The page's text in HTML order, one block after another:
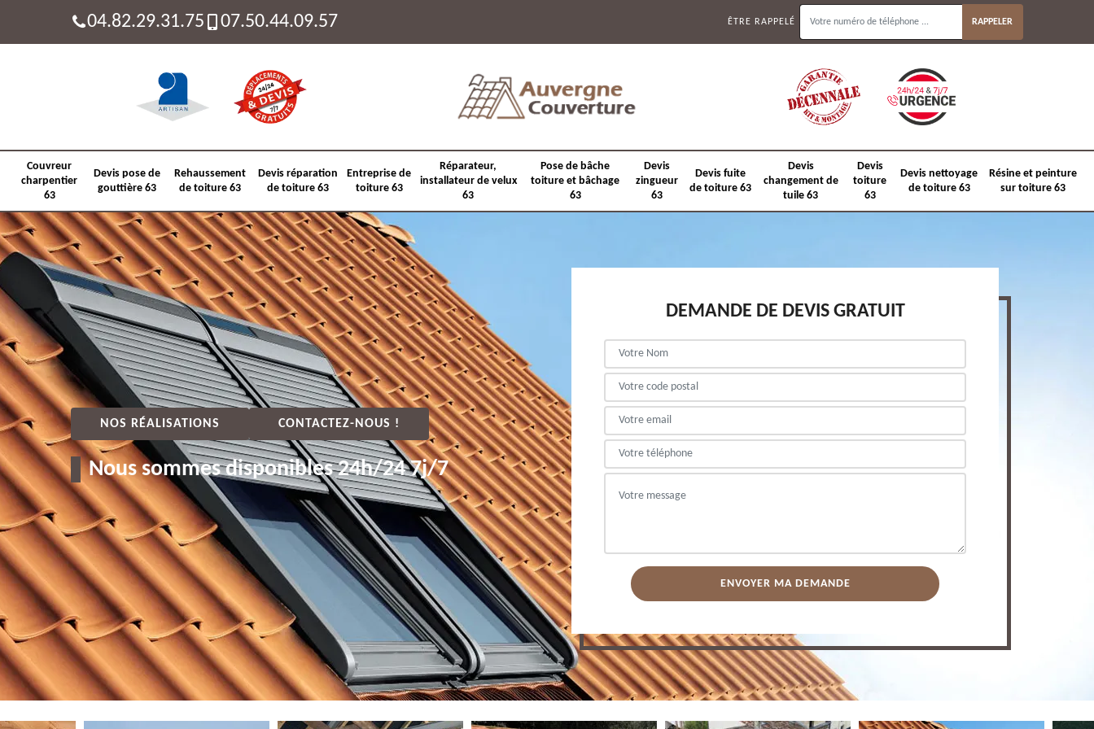
04.82.29.31.75 07.50.44.09.57 ÊTRE RAPPELÉ
Couvreur
charpentier
63
Devis pose de
gouttière 63
Rehaussement
de toiture 63
Devis réparation
de toiture 63
Entreprise de
toiture 63
Réparateur,
installateur de velux
63
Pose de bâche
toiture et bâchage
63
Devis
zingueur
63
Devis fuite
de toiture 63
Devis
changement de
tuile 63
Devis
toiture
63
Devis nettoyage
de toiture 63
Résine et peinture
sur toiture 63
NOS RÉALISATIONS CONTACTEZ-NOUS !
Nous sommes disponibles 24h/24 7j/7
DEMANDE DE DEVIS GRATUIT